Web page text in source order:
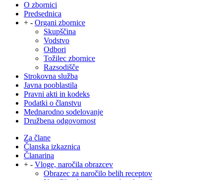
O zbornici
Predsednica
+ - Organi zbornice
Skupščina
Vodstvo
Odbori
Tožilec zbornice
Razsodišče
Strokovna služba
Javna pooblastila
Pravni akti in kodeks
Podatki o članstvu
Mednarodno sodelovanje
Družbena odgovornost
Za člane
Članska izkaznica
Članarina
+ - Vloge, naročila obrazcev
Obrazec za naročilo belih receptov